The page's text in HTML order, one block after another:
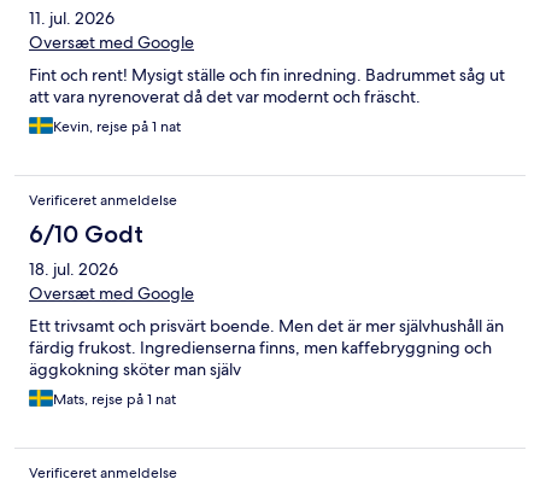
11. jul. 2026
Oversæt med Google
Fint och rent! Mysigt ställe och fin inredning. Badrummet såg ut
att vara nyrenoverat då det var modernt och fräscht.
Kevin, rejse på 1 nat
Verificeret anmeldelse
6/10 Godt
18. jul. 2026
Oversæt med Google
Ett trivsamt och prisvärt boende. Men det är mer självhushåll än
färdig frukost. Ingredienserna finns, men kaffebryggning och
äggkokning sköter man själv
Mats, rejse på 1 nat
Verificeret anmeldelse